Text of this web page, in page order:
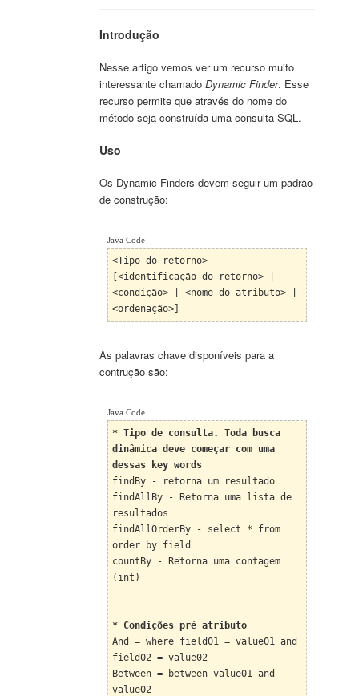
Introdução
Nesse artigo vemos ver um recurso muito
interessante chamadoDynamic Finder. Esse
recurso permite que através do nome do
método seja construída uma consulta SQL.
Uso
Os Dynamic Finders devem seguir um padrão
de construção:
Java Code
<Tipo do retorno>
[<identificação do retorno> |
<condição> | <nome do atributo> |
<ordenação>]
As palavras chave disponíveis para a
contrução são:
Java Code
* Tipo de consulta. Toda busca
dinâmica deve começar com uma
dessas key words
findBy - retorna um resultado
findAllBy - Retorna uma lista de
resultados
findAllOrderBy - select * from
order by field
countBy - Retorna uma contagem
(int)
* Condições pré atributo
And = where field01 = value01 and
field02 = value02
Between = between value01 and
value02